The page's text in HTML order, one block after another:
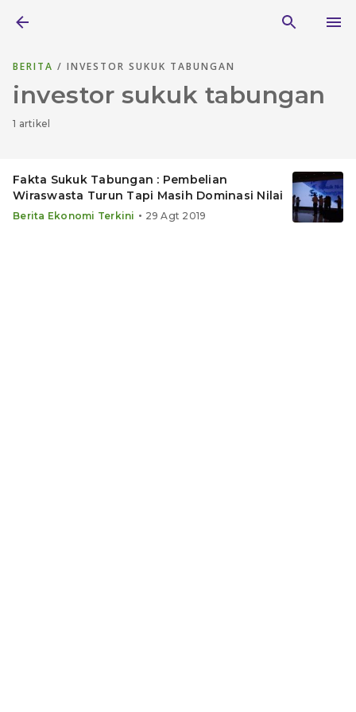
BERITA / INVESTOR SUKUK TABUNGAN
investor sukuk tabungan
1 artikel
Fakta Sukuk Tabungan : Pembelian
Wiraswasta Turun Tapi Masih Dominasi Nilai
Berita Ekonomi Terkini • 29 Agt 2019